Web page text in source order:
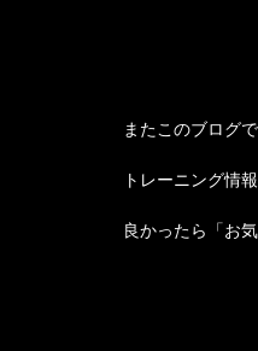
またこのブログ
トレーニング情
良かったら「お